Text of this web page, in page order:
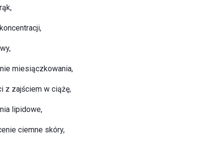
miesiączkowania,
z zajściem w ciążę,
lipidowe,
ciemne skóry,